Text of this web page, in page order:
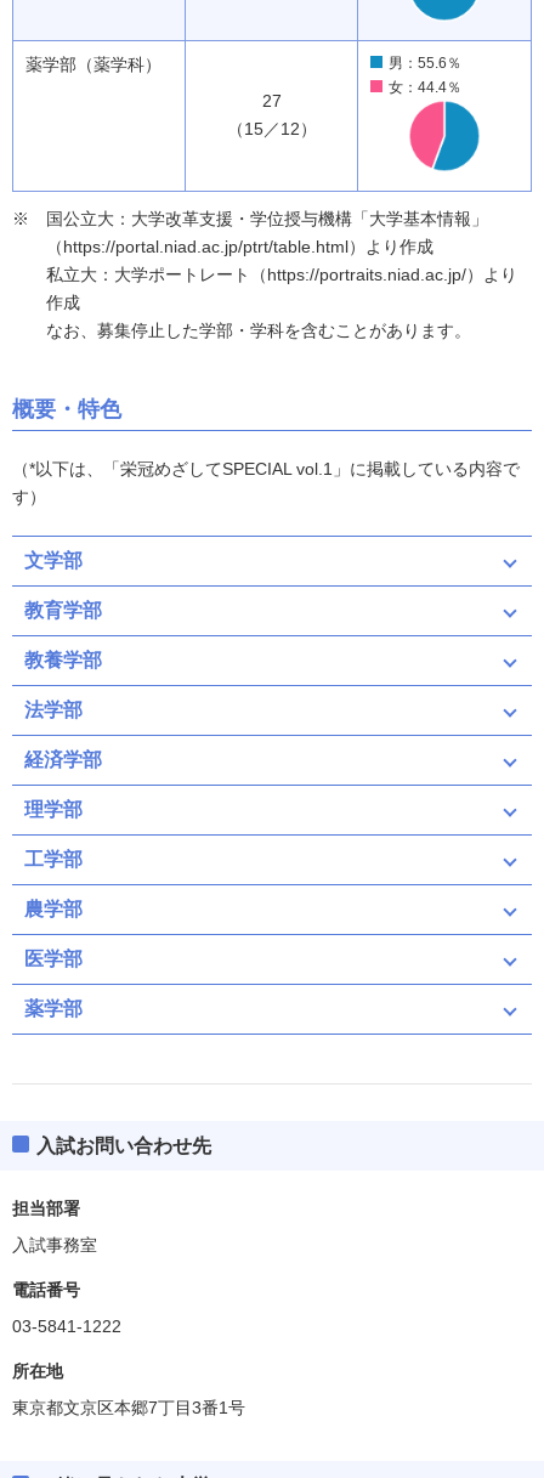
薬学部（薬学科）
27
（15／12）
男：55.6％
女：44.4％
国公立大：大学改革支援・学位授与機構「大学基本情報」
（https://portal.niad.ac.jp/ptrt/table.html）より作成
私立大：大学ポートレート（https://portraits.niad.ac.jp/）より
作成
なお、募集停止した学部・学科を含むことがあります。
概要・特色
（*以下は、「栄冠めざしてSPECIAL vol.1」に掲載している内容で
す）
文学部
教育学部
教養学部
法学部
経済学部
理学部
工学部
農学部
医学部
薬学部
入試お問い合わせ先
担当部署
入試事務室
電話番号
03-5841-1222
所在地
東京都文京区本郷7丁目3番1号